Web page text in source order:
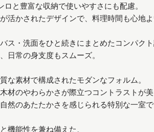
ロと豊富な収納で使いやすさにも配慮。
活かされたデザインで、料理時間も心地よ
ス・洗面をひと続きにまとめたコンパクト
日常の身支度もスムーズ。
な素材で構成されたモダンなフォルム。
材のやわらかさが際立つコントラストが美
然のあたたかさを感じられる特別な一室で
機能性を兼ね備えた、